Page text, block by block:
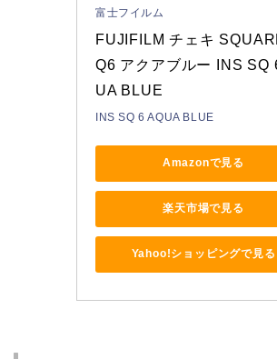
富士フイルム
FUJIFILM チェキ
Q6 アクアブルー INS SQ
UA BLUE
INS SQ 6 AQUA BLUE
Amazonで見る
楽天市場で見る
Yahoo!ショッピングで見る